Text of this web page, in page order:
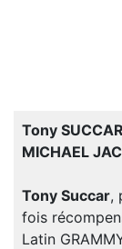
Tony
MICHAEL
Tony Succar,
fois
Latin